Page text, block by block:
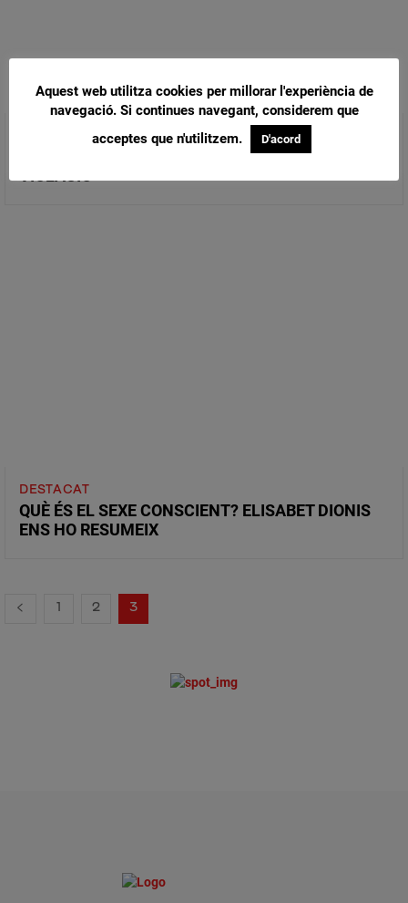
ELISABET DIONIS
ELISABET DIONIS: “VIVIM EN LA CULTURA DE
DESTACAT
QUÈ ÉS EL SEXE CONSCIENT? ELISABET DIONIS
ENS HO RESUMEIX
2 3
Aquest web utilitza cookies per millorar l'experiència de
navegació. Si continues navegant, considerem que
acceptes que n'utilitzem.
D'acord